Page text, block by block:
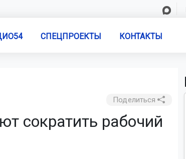
СПЕЦПРОЕКТЫ КОНТАКТЫ
Поделиться
сократить рабочий